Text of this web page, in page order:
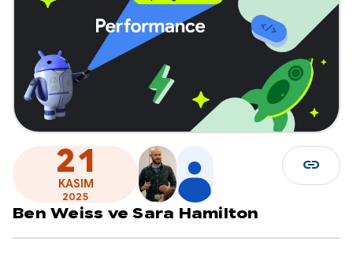
21
KASIM
2025
Ben Weiss veSara Hamilton
link